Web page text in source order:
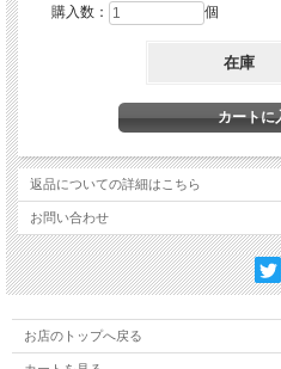
購入数： 個
在庫
返品についての詳細はこちら
お問い合わせ
お店のトップへ戻る